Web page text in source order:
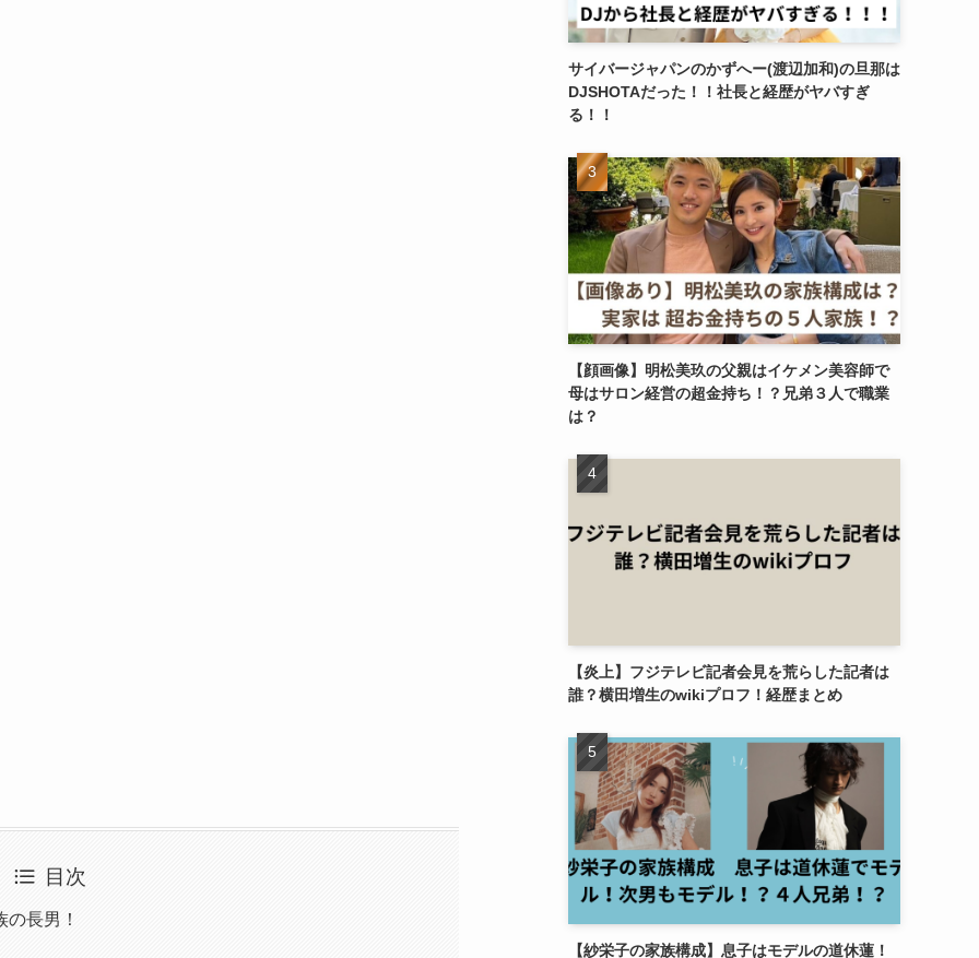
目次
長男！
サイバージャパンのかずへー(渡辺加和)の旦那は
DJSHOTAだった！！社長と経歴がヤバすぎ
る！！
【顔画像】明松美玖の父親はイケメン美容師で
母はサロン経営の超金持ち！？兄弟３人で職業
は？
【炎上】フジテレビ記者会見を荒らした記者は
誰？横田増生のwikiプロフ！経歴まとめ
【紗栄子の家族構成】息子はモデルの道休蓮！